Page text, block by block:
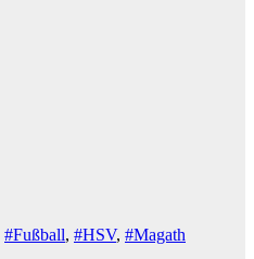
#Fußball, #HSV, #Magath